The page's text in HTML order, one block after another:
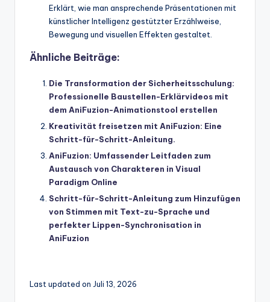
Erklärt, wie man ansprechende Präsentationen mit
künstlicher Intelligenz gestützter Erzählweise,
Bewegung und visuellen Effekten gestaltet.
Ähnliche Beiträge:
Die Transformation der Sicherheitsschulung:
Professionelle Baustellen-Erklärvideos mit
dem AniFuzion-Animationstool erstellen
Kreativität freisetzen mit AniFuzion: Eine
Schritt-für-Schritt-Anleitung.
AniFuzion: Umfassender Leitfaden zum
Austausch von Charakteren in Visual
Paradigm Online
Schritt-für-Schritt-Anleitung zum Hinzufügen
von Stimmen mit Text-zu-Sprache und
perfekter Lippen-Synchronisation in
AniFuzion
Last updated on Juli 13, 2026